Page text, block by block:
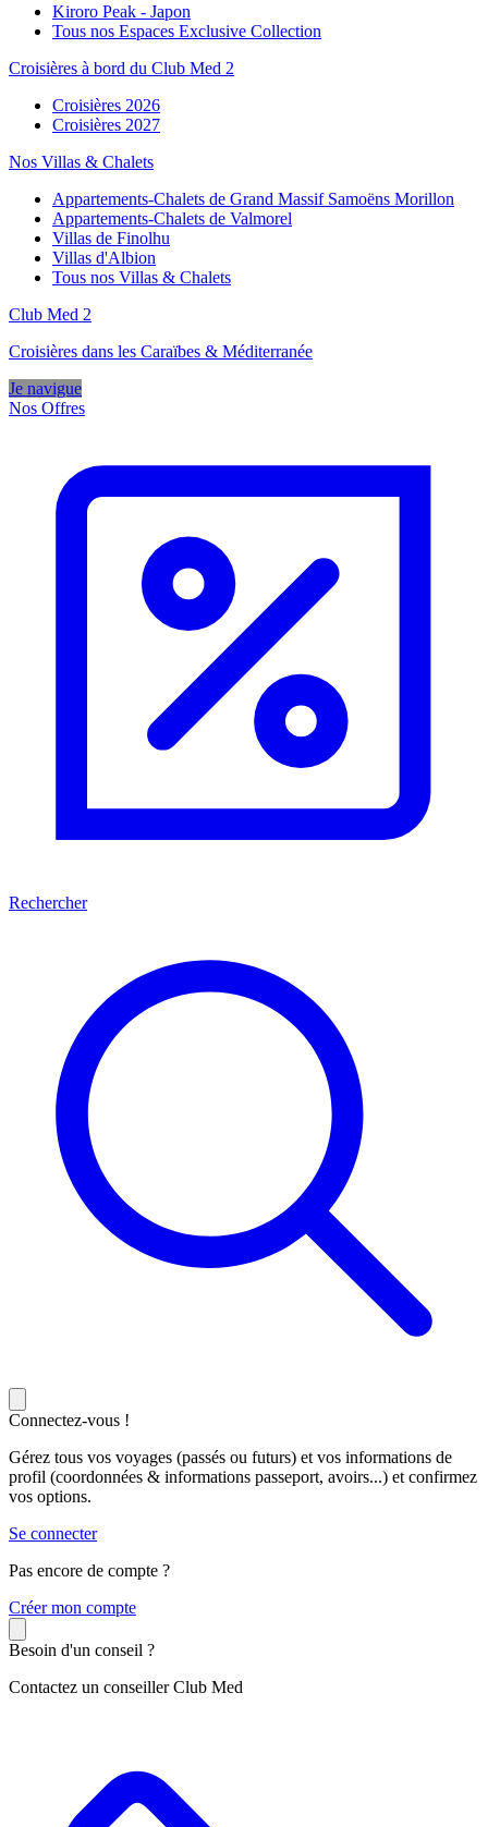
Kiroro Peak - Japon
Tous nos Espaces Exclusive Collection
Croisières à bord du Club Med 2
Croisières 2026
Croisières 2027
Nos Villas & Chalets
Appartements-Chalets de Grand Massif Samoëns Morillon
Appartements-Chalets de Valmorel
Villas de Finolhu
Villas d'Albion
Tous nos Villas & Chalets
Club Med 2
Croisières dans les Caraïbes & Méditerranée
Je navigue
Nos Offres
Rechercher
Connectez-vous !
Gérez tous vos voyages (passés ou futurs) et vos informations de
profil (coordonnées & informations passeport, avoirs...) et confirmez
vos options.
Se connecter
Pas encore de compte ?
Créer mon compte
Besoin d'un conseil ?
Contactez un conseiller Club Med